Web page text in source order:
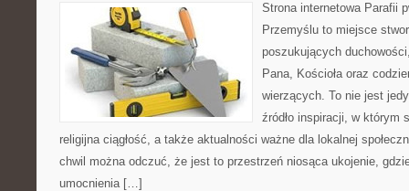
Strona internetowa Parafii
Przemyślu to miejsce
poszukujących
Pana, Kościoła oraz
wierzących. To nie jest
źródło inspiracji, w którym
religijna ciągłość, a także aktualności ważne dla lokalnej
chwil można odczuć, że jest to przestrzeń niosąca ukojenie,
umocnienia […]